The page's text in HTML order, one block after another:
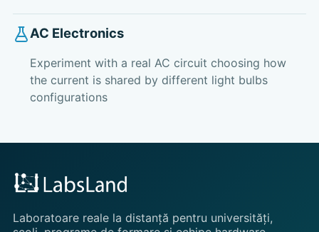
AC Electronics
Experiment with a real AC circuit choosing how
the current is shared by different light bulbs
configurations
Laboratoare reale la distanță pentru universități,